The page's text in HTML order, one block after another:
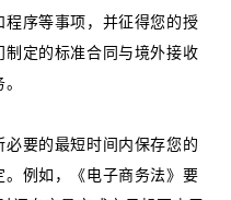
程序等事项，并征得您的授
定的标准合同与境外接收
要的最短时间内保存您的
例如，《电子商务法》要